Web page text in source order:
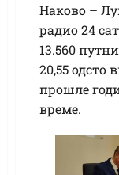
Наково –
радио 24
13.560
20,55 одсто
прошле
време.